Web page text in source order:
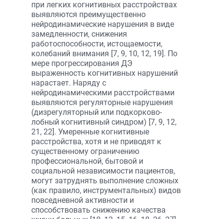
при легких когнитивных расстройствах
выявляются преимущественно
нейродинамические нарушения в виде
замедленности, снижения
работоспособности, истощаемости,
колебаний внимания [7, 9, 10, 12, 19]. По
мере прогрессирования ДЭ
выраженность когнитивных нарушений
нарастает. Наряду с
нейродинамическими расстройствами
выявляются регуляторные нарушения
(дизрегуляторный или подкорково-
лобный когнитивный синдром) [7, 9, 12,
21, 22]. Умеренные когнитивные
расстройства, хотя и не приводят к
существенному ограничению
профессиональной, бытовой и
социальной независимости пациентов,
могут затруднять выполнение сложных
(как правило, инструментальных) видов
повседневной активности и
способствовать снижению качества